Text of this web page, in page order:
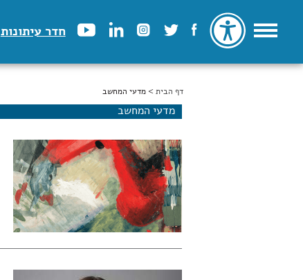
חדר עיתונות
הינך נמצא כאן
דף הבית > מדעי המחשב
מדעי המחשב